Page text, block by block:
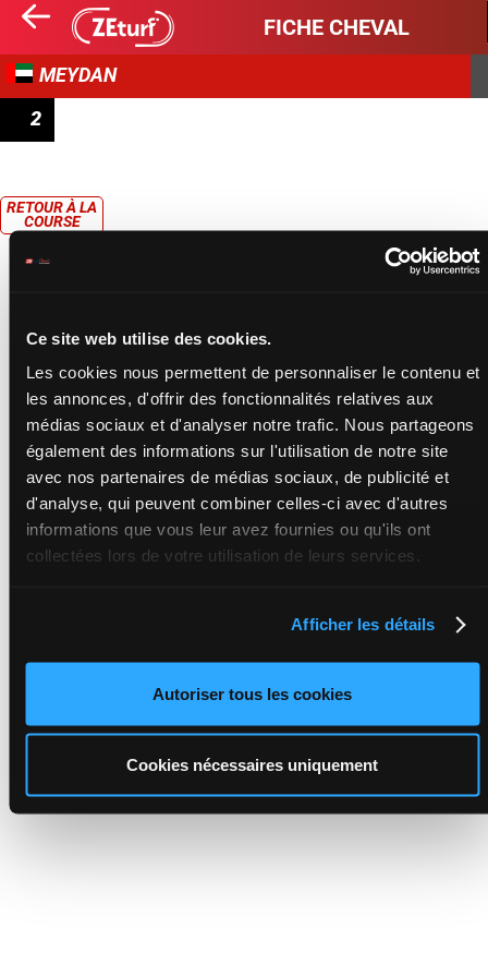
Ce site web utilise des cookies.
Les cookies nous permettent de personnaliser le contenu et
les annonces, d'offrir des fonctionnalités relatives aux
médias sociaux et d'analyser notre trafic. Nous partageons
également des informations sur l'utilisation de notre site
avec nos partenaires de médias sociaux, de publicité et
d'analyse, qui peuvent combiner celles-ci avec d'autres
informations que vous leur avez fournies ou qu'ils ont
collectées lors de votre utilisation de leurs services.
Afficher les détails
Autoriser tous les cookies
Cookies nécessaires uniquement
FICHE CHEVAL
MEYDAN
2
WEST BEACH
RETOUR À LA
COURSE